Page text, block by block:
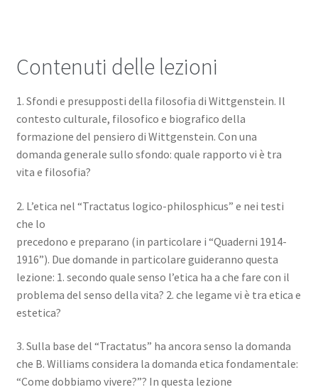
Contenuti delle lezioni
1. Sfondi e presupposti della filosofia di Wittgenstein. Il
contesto culturale, filosofico e biografico della
formazione del pensiero di Wittgenstein. Con una
domanda generale sullo sfondo: quale rapporto vi è tra
vita e filosofia?
2. L’etica nel “Tractatus logico-philosphicus” e nei testi
che lo
precedono e preparano (in particolare i “Quaderni 1914-
1916”). Due domande in particolare guideranno questa
lezione: 1. secondo quale senso l’etica ha a che fare con il
problema del senso della vita? 2. che legame vi è tra etica e
estetica?
3. Sulla base del “Tractatus” ha ancora senso la domanda
che B. Williams considera la domanda etica fondamentale:
“Come dobbiamo vivere?”? In questa lezione